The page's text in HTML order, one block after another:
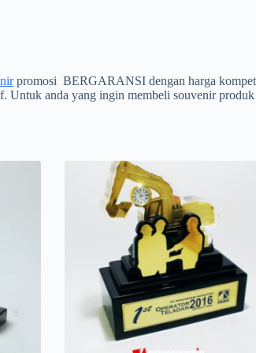
promosi BERGARANSI dengan harga
Untuk anda yang ingin membeli souvenir